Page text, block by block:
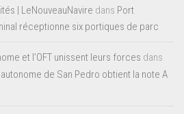
| LeNouveauNavire dans Port
réceptionne six portiques de parc
et l’OFT unissent leurs forces dans
de San Pedro obtient la note A